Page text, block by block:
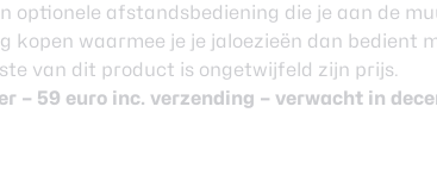
optionele afstandsbediening die je aan de
kopen waarmee je je jaloezieën dan bedient
van dit product is ongetwijfeld zijn prijs.
– 59 euro inc. verzending – verwacht in